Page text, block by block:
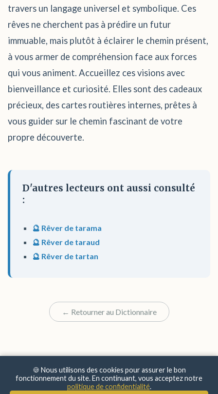
travers un langage universel et symbolique. Ces
rêves ne cherchent pas à prédire un futur
immuable, mais plutôt à éclairer le chemin présent,
à vous armer de compréhension face aux forces
qui vous animent. Accueillez ces visions avec
bienveillance et curiosité. Elles sont des cadeaux
précieux, des cartes routières internes, prêtes à
vous guider sur le chemin fascinant de votre
propre découverte.
D'autres lecteurs ont aussi consulté
:
🔮 Rêver de tarama
🔮 Rêver de taraud
🔮 Rêver de tartan
← Retourner au Dictionnaire
🍪 Nous utilisons des cookies pour assurer le bon
fonctionnement du site. En continuant, vous acceptez notre
politique de confidentialité.